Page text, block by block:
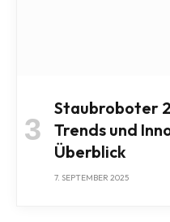
Staubroboter
Trends und
Überblick
7. SEPTEMBER 2025